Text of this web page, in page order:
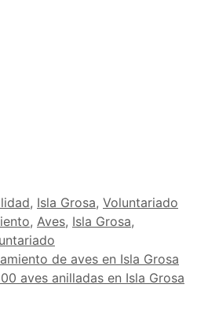
, Isla Grosa, Voluntariado
, Aves, Isla Grosa,
de aves en Isla Grosa
aves anilladas en Isla Grosa